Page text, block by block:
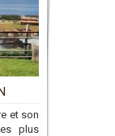
et son
plus